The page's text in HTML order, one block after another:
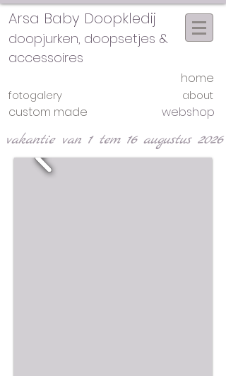
Arsa Baby Doopkledij
doopjurken, doopsetjes &
accessoires
home
fotogalery
custom made
about
webshop
vakantie van 1 tem 16 augustus 2026